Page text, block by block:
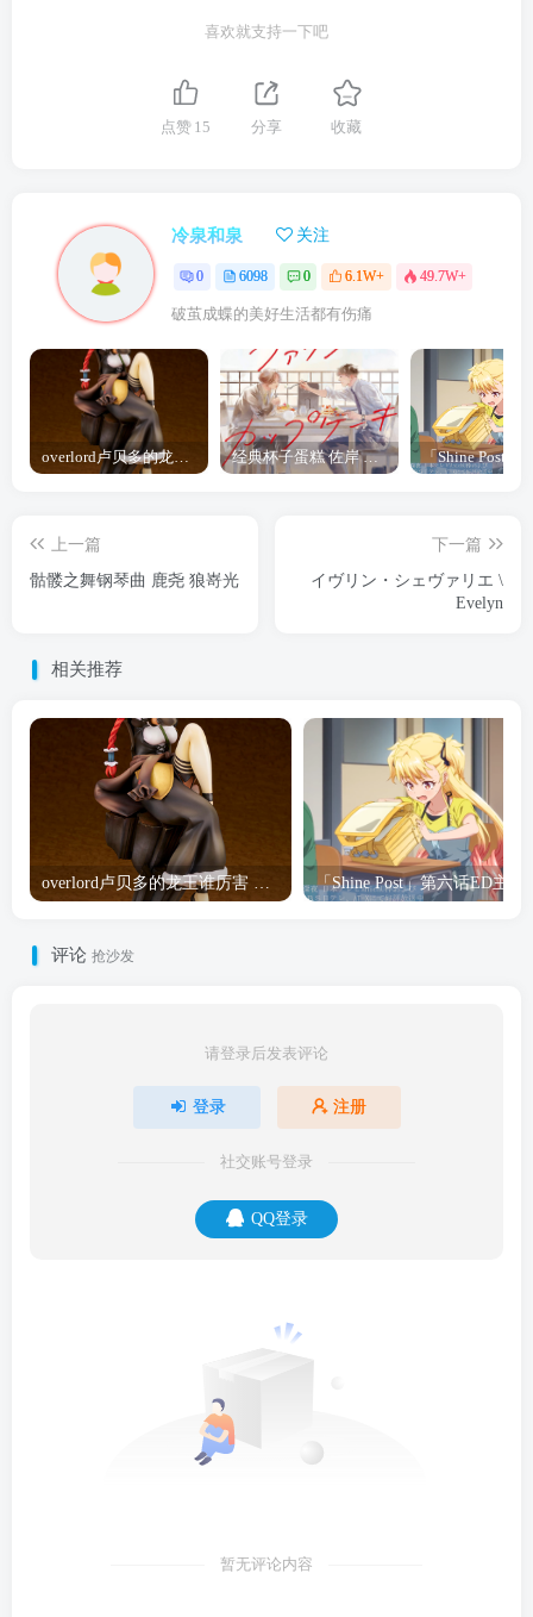
喜欢就支持一下吧
点赞 15 分享 收藏
冷泉和泉 关注
0 6098 0 6.1W+ 49.7W+
破茧成蝶的美好生活都有伤痛
overlord卢贝多的龙王谁厉害 「Overlord」露普斯蕾琪娜·贝塔手办开订 经典杯子蛋糕 佐岸 漫画「经典杯子蛋糕」宣布真人日剧化
上一篇
骷髅之舞钢琴曲 鹿尧 狼嵜光
下一篇
イヴリン・シェヴァリエ \
Evelyn
相关推荐
评论 抢沙发
请登录后发表评论
登录 注册
社交账号登录
QQ登录
暂无评论内容